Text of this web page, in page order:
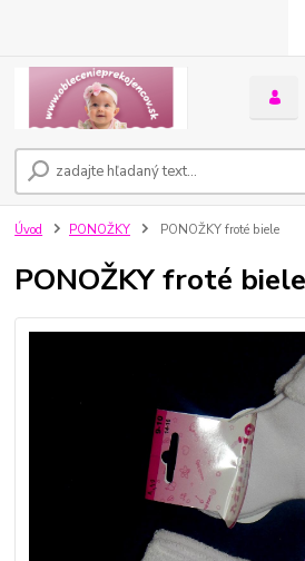
Úvod PONOŽKY PONOŽKY froté biele
PONOŽKY froté biele